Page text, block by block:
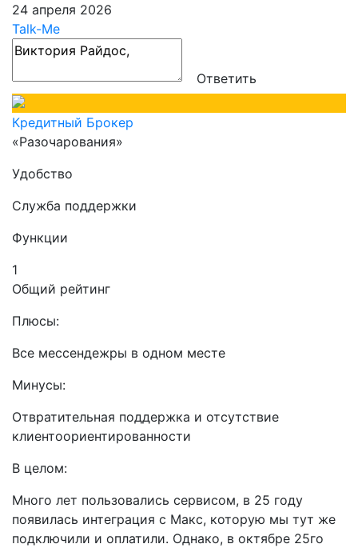
24 апреля 2026
Talk-Me
Ответить
Кредитный Брокер
«Разочарования»
Удобство
Служба поддержки
Функции
1
Общий рейтинг
Плюсы:
Все мессендежры в одном месте
Минусы:
Отвратительная поддержка и отсутствие
клиентоориентированности
В целом:
Много лет пользовались сервисом, в 25 году
появилась интеграция с Макс, которую мы тут же
подключили и оплатили. Однако, в октябре 25го